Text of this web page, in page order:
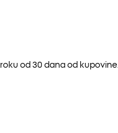
od 30 dana od kupovine.